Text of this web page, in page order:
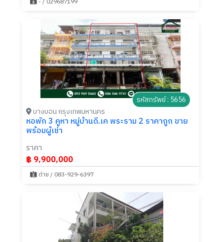
รหัสทรัพย์ : 5656
บางบอน กรุงเทพมหานคร
หอพัก 3 คูหา หมู่บ้านดี.เค พระราม 2 ราคาถูก ขาย
พร้อมผู้เช่า
ราคา
฿ 9,900,000
ต่าย / 083-929-6397